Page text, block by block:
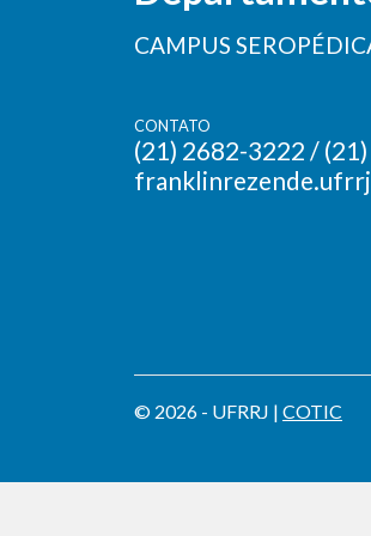
CAMPUS
CONTATO
(21) 2682-3222 /
© 2026 - UFRRJ | COTIC